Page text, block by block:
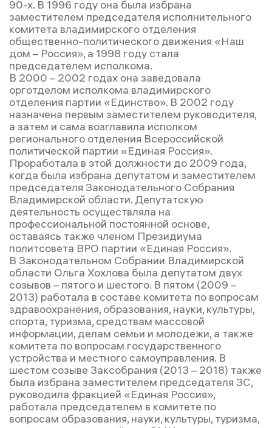
90-х. В 1996 году она была избрана
заместителем председателя исполнительного
комитета владимирского отделения
общественно-политического движения «Наш
дом – Россия», а 1998 году стала
председателем исполкома.
В 2000 – 2002 годах она заведовала
орготделом исполкома владимирского
отделения партии «Единство». В 2002 году
назначена первым заместителем руководителя,
а затем и сама возглавила исполком
регионального отделения Всероссийской
политической партии «Единая Россия».
Проработала в этой должности до 2009 года,
когда была избрана депутатом и заместителем
председателя Законодательного Собрания
Владимирской области. Депутатскую
деятельность осуществляла на
профессиональной постоянной основе,
оставаясь также членом Президиума
политсовета ВРО партии «Единая Россия».
В Законодательном Собрании Владимирской
области Ольга Хохлова была депутатом двух
созывов – пятого и шестого. В пятом (2009 –
2013) работала в составе комитета по вопросам
здравоохранения, образования, науки, культуры,
спорта, туризма, средствам массовой
информации, делам семьи и молодежи, а также
комитета по вопросам государственного
устройства и местного самоуправления. В
шестом созыве Заксобрания (2013 – 2018) также
была избрана заместителем председателя ЗС,
руководила фракцией «Единая Россия»,
работала председателем в комитете по
вопросам образования, науки, культуры, туризма,